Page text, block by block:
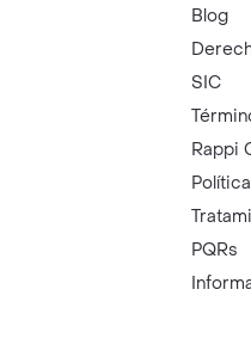
Blog
SIC
Rappi
PQRs